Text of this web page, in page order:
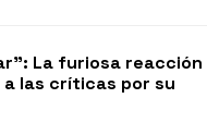
La furiosa reacción
a las críticas por su